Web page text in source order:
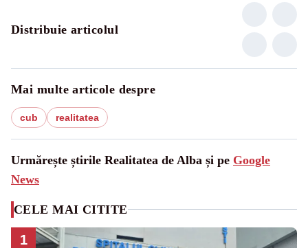
Distribuie articolul
Mai multe articole despre
cub realitatea
Urmărește știrile Realitatea de Alba și pe Google
News
CELE MAI CITITE
1